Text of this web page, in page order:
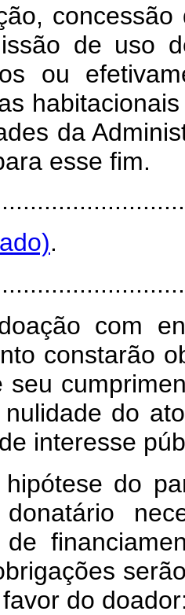
de uso
ou
da
esse fim.
.
com
constarão
seu
do
interesse
do
de
do